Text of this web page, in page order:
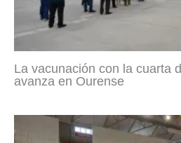
La vacunación con la cuarta
avanza en Ourense